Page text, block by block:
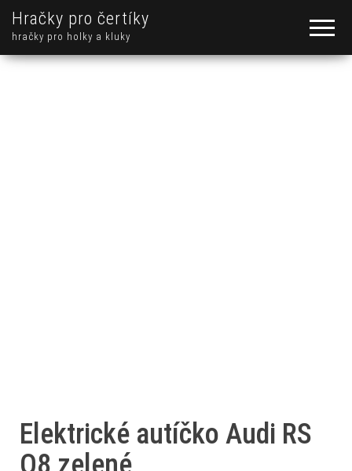
Hračky pro čertíky
hračky pro holky a kluky
Elektrické autíčko Audi RS